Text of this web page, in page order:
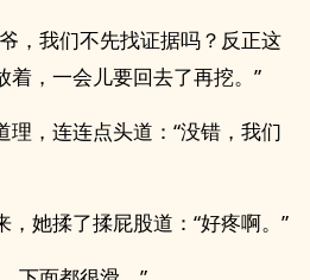
，我们不先找证据吗？反正这
着，一会儿要回去了再挖。”
理，连连点头道：“没错，我们
她揉了揉屁股道：“好疼啊。”